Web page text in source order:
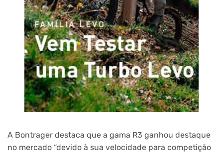
A Bontrager destaca que a gama R3 ganhou destaque
no mercado “devido à sua velocidade para competição